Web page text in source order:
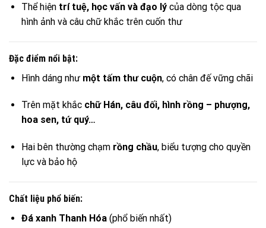
Thể hiện trí tuệ, học vấn và đạo lýcủa dòng tộc qua
hình ảnh và câu chữ khắc trên cuốn thư
Đặc điểm nổi bật:
Hình dáng như một tấm thư cuộn, có chân đế vững chãi
Trên mặt khắc chữ Hán, câu đối, hình rồng – phượng,
hoa sen, tứ quý…
Hai bên thường chạm rồng chầu, biểu tượng cho quyền
lực và bảo hộ
Chất liệu phổ biến:
Đá xanh Thanh Hóa(phổ biến nhất)